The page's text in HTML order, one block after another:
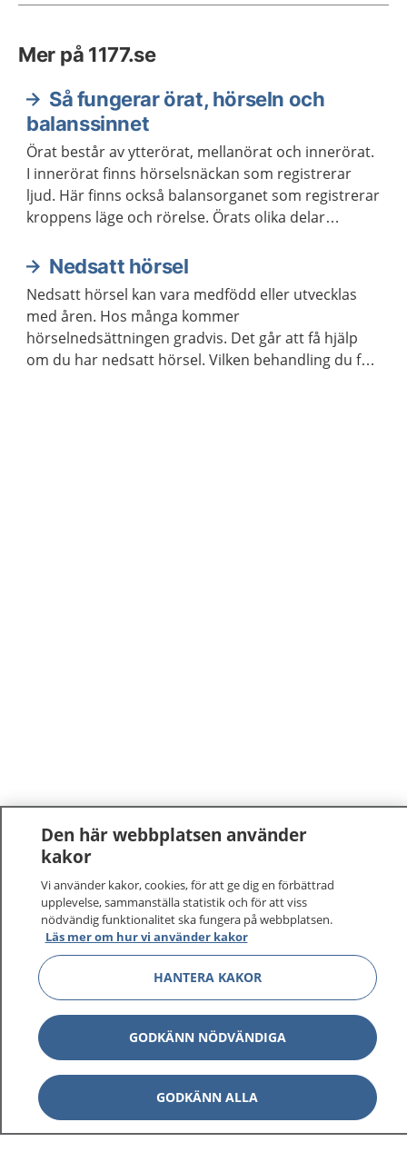
Mer på 1177.se
Så fungerar örat, hörseln och
balanssinnet
Örat består av ytterörat, mellanörat och innerörat.
I innerörat finns hörselsnäckan som registrerar
ljud. Här finns också balansorganet som registrerar
kroppens läge och rörelse. Örats olika delar
hörselcentrum och balanscentrum i hjärnan.
Nedsatt hörsel
Nedsatt hörsel kan vara medfödd eller utvecklas
med åren. Hos många kommer
hörselnedsättningen gradvis. Det går att få hjälp
om du har nedsatt hörsel. Vilken behandling du får
1177–tryggt om din hälsa och vård
På 1177.se får du råd om hälsa och information om
sjukdomar och vilka mottagningar du kan kontakta.
Logga in för att läsa din journal och göra dina
vårdärenden. Ring telefonnummer 1177 för
sjukvårdsrådgivning dygnet runt.
1177 ger dig råd när du vill må bättre.
Den här webbplatsen använder
kakor
Vi använder kakor, cookies, för att ge dig en förbättrad
upplevelse, sammanställa statistik och för att viss
nödvändig funktionalitet ska fungera på webbplatsen.
Läs mer om hur vi använder kakor
HANTERA KAKOR
GODKÄNN NÖDVÄNDIGA
GODKÄNN ALLA